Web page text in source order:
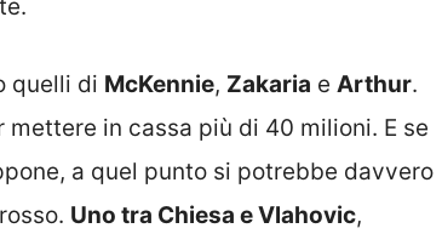
quelli di McKennie, Zakaria e Arthur.
in cassa più di 40 milioni. E se
a quel punto si potrebbe davvero
Uno tra Chiesa e Vlahovic,